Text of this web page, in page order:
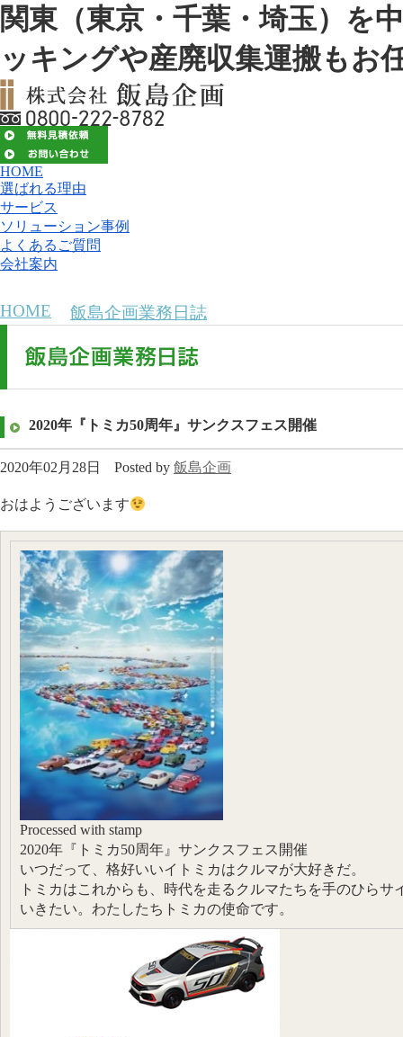
関東（東京・千葉・埼玉）を
ッキングや産廃収集運搬もお
HOME
選ばれる理由
サービス
ソリューション事例
よくあるご質問
会社案内
HOME 飯島企画業務日誌
2020年『トミカ50周年』サンクスフェス開催
2020年02月28日 Posted by 飯島企画
おはようございます
Processed with stamp
2020年『トミカ50周年』サンクスフェス開催
いつだって、格好いいイトミカはクルマが大好きだ。
トミカはこれからも、時代を走るクルマたちを手のひら
いきたい。わたしたちトミカの使命です。